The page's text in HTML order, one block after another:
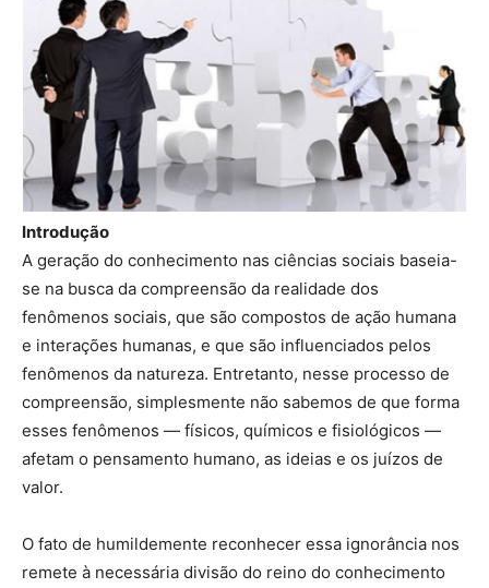
Introdução
A geração do conhecimento nas ciências sociais baseia-
se na busca da compreensão da realidade dos
fenômenos sociais, que são compostos de ação humana
e interações humanas, e que são influenciados pelos
fenômenos da natureza. Entretanto, nesse processo de
compreensão, simplesmente não sabemos de que forma
esses fenômenos — físicos, químicos e fisiológicos —
afetam o pensamento humano, as ideias e os juízos de
valor.
O fato de humildemente reconhecer essa ignorância nos
remete à necessária divisão do reino do conhecimento